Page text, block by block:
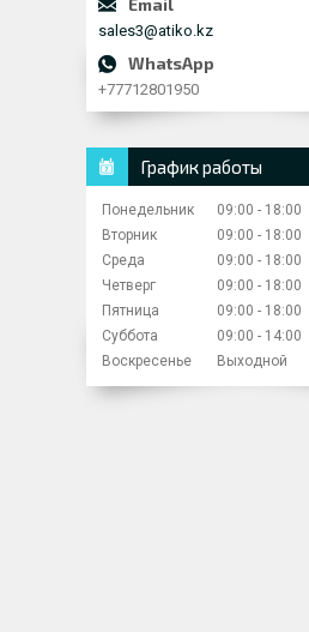
sales3@atiko.kz
+77712801950
График работы
Понедельник 09:00 18:00
Вторник
09:00 18:00
Среда
09:00 18:00
Четверг
09:00 18:00
Пятница
09:00 18:00
Суббота
09:00
14:00
Воскресенье
Выходной